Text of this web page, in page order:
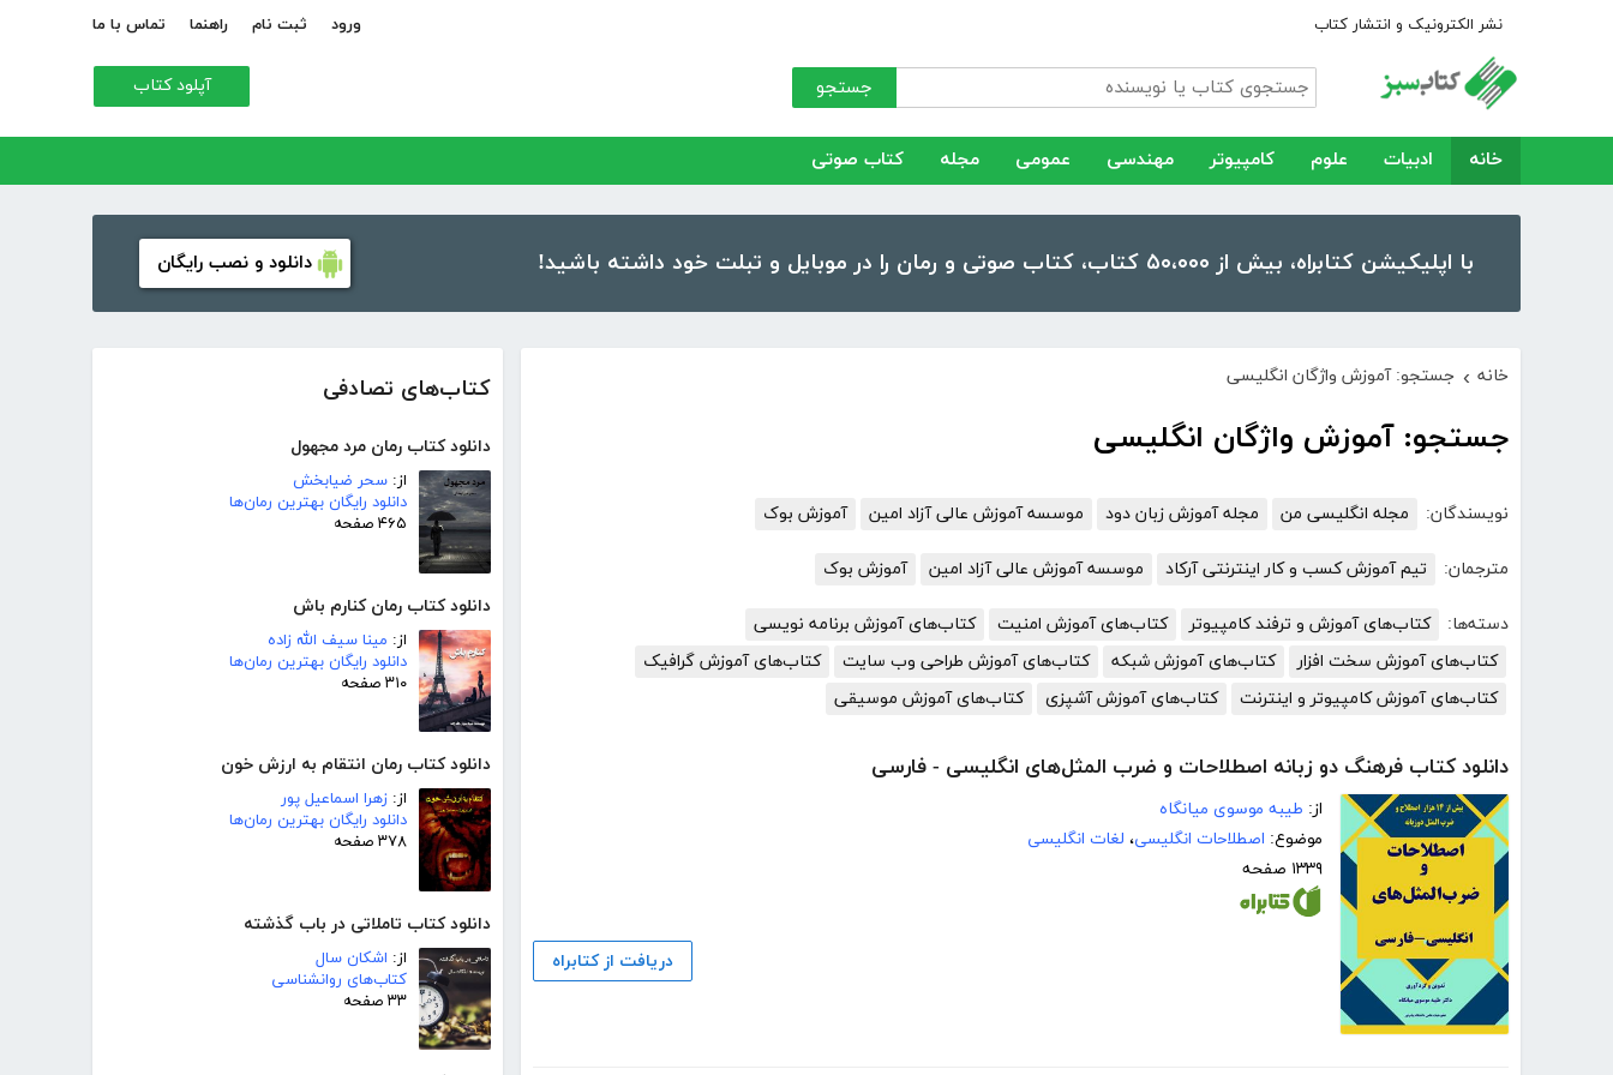
نشر الکترونیک و انتشار کتاب ورود ثبت نام راهنما تماس با ما
جستجو آپلود کتاب
خانه ادبیات علوم کامپیوتر مهندسی عمومی مجله کتاب صوتی
با اپلیکیشن کتابراه، بیش از ۵۰،۰۰۰ کتاب، کتاب صوتی و رمان را در موبایل و تبلت خود داشته باشید! دانلود و نصب رایگان
کتاب‌های تصادفی
دانلود کتاب رمان مرد مجهول
از: سحر ضیابخش
دانلود رایگان بهترین رمان‌ها
۴۶۵ صفحه
دانلود کتاب رمان کنارم باش
از: مینا سیف الله زاده
دانلود رایگان بهترین رمان‌ها
۳۱۰ صفحه
دانلود کتاب رمان انتقام به ارزش خون
از: زهرا اسماعیل پور
دانلود رایگان بهترین رمان‌ها
۳۷۸ صفحه
دانلود کتاب تاملاتی در باب گذشته
از: اشکان سال
کتاب‌های روانشناسی
۳۳ صفحه
خانه › جستجو: آموزش واژگان انگلیسی
جستجو: آموزش واژگان انگلیسی
نویسندگان: مجله انگلیسی من مجله آموزش زبان دود موسسه آموزش عالی آزاد امین آموزش بوک
مترجمان: تیم آموزش کسب و کار اینترنتی آرکاد موسسه آموزش عالی آزاد امین آموزش بوک
دسته‌ها: کتاب‌های آموزش و ترفند کامپیوتر کتاب‌های آموزش امنیت
کتاب‌های آموزش برنامه نویسی
کتاب‌های آموزش سخت افزار
کتاب‌های آموزش شبکه کتاب‌های آموزش طراحی وب سایت
کتاب‌های آموزش گرافیک
کتاب‌های آموزش کامپیوتر و اینترنت
کتاب‌های آموزش آشپزی کتاب‌های آموزش موسیقی
دانلود کتاب فرهنگ دو زبانه اصطلاحات و ضرب المثل‌های انگلیسی - فارسی
از: طیبه موسوی میانگاه
موضوع: اصطلاحات انگلیسی، لغات انگلیسی
۱۳۳۹ صفحه
دریافت از کتابراه